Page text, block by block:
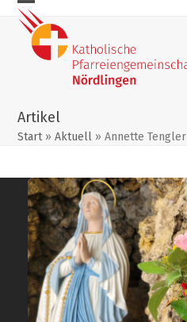
Skip
content
Mobiles
Menu
Mobiles
Menu
schließen
Artikel
Start»Aktuell »Annette Tengler